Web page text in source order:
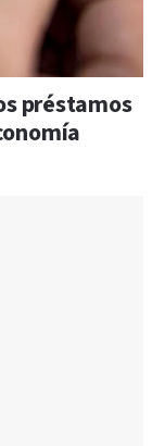
préstamos